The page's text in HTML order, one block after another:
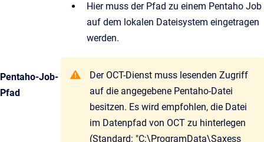
Pentaho-Job-
Pfad
Hier muss der Pfad zu einem Pentaho Job
auf dem lokalen Dateisystem eingetragen
werden.
Der OCT-Dienst muss lesenden Zugriff
auf die angegebene Pentaho-Datei
besitzen. Es wird empfohlen, die Datei
im Datenpfad von OCT zu hinterlegen
(Standard: "C:\ProgramData\Saxess